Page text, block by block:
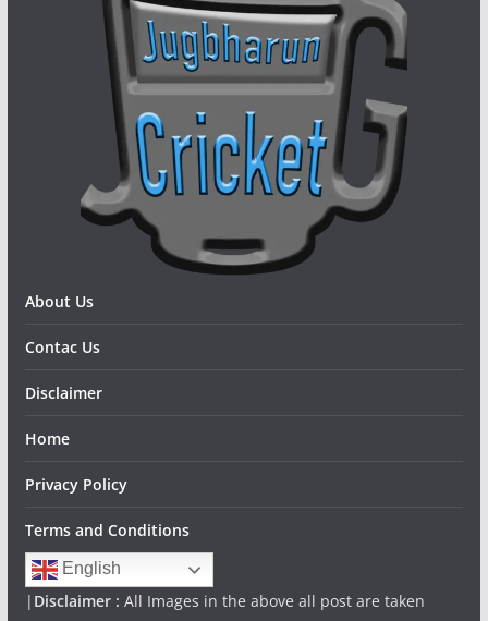
About Us
Contac Us
Disclaimer
Home
Privacy Policy
Terms and Conditions
English
| Disclaimer : All Images in the above all post are taken